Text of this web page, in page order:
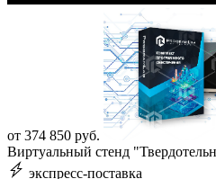
от 374 850 руб.
Виртуальный стенд
экспресс-поставка